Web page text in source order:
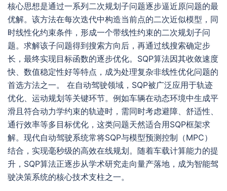
核心思想是通过一系列二次规划子问题逐步逼近原问题的最
优解。该方法在每次迭代中构造当前点的二次近似模型，同
时线性化约束条件，形成一个带线性约束的二次规划子问
题。求解该子问题得到搜索方向后，再通过线搜索确定步
长，最终实现目标函数的逐步优化。SQP算法因其收敛速度
快、数值稳定性好等特点，成为处理复杂非线性优化问题的
首选方法之一。 在自动驾驶领域，SQP被广泛应用于轨迹
优化、运动规划等关键环节。例如车辆在动态环境中生成平
滑且符合动力学约束的轨迹时，需同时考虑避障、舒适性、
通行效率等多目标优化，这类问题天然适合用SQP框架求
解。现代自动驾驶系统常将SQP与模型预测控制（MPC）
结合，实现毫秒级的高效在线规划。随着车载计算能力的提
升，SQP算法正逐步从学术研究走向量产落地，成为智能驾
驶决策系统的核心技术支柱之一。